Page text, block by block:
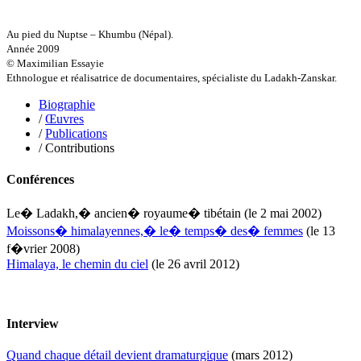
Guerrier Gérard
Guillemot Agnès
Guillotel Pierre-Antoine
Guyon Élizabeth
Hafez Kim
Halluin Bruno d’
Hardivilliers Albéric d’
Harvey James
Hervouët Tifenn
Hussenet Emmanuel
Imhof Valentine
Jacq Marie-Claire
Jallade Sébastien
Kotry Jérôme
Au pied du Nuptse – Khumbu (Népal).
Année 2009
© Maximilian Essayie
Ethnologue et réalisatrice de documentaires, spécialiste du Ladakh-Zanskar.
Biographie
/Œuvres
/Publications
/ Contributions
Conférences
Le� Ladakh,� ancien� royaume� tibétain (le 2 mai 2002)
Moissons� himalayennes,� le� temps� des� femmes (le 13
f�vrier 2008)
Himalaya, le chemin du ciel (le 26 avril 2012)
Interview
Quand chaque détail devient dramaturgique (mars 2012)